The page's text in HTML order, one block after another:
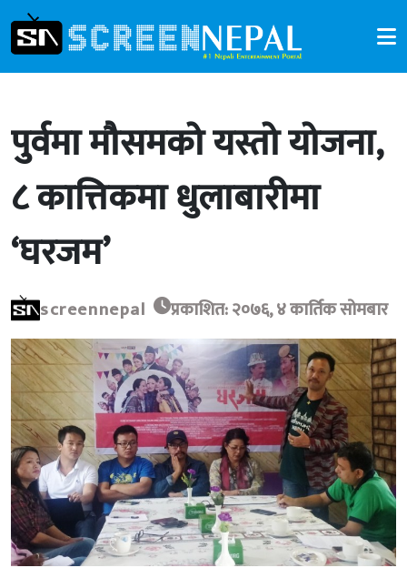
पुर्वमा मौसमको यस्तो योजना,
८ कात्तिकमा धुलाबारीमा
‘घरजम’
screennepal प्रकाशित: २०७६, ४ कार्तिक सोमबार